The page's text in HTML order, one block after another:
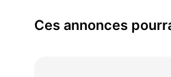
Ces annonces